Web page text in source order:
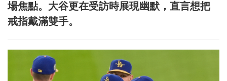
場焦點。大谷更在受訪時展現幽默，直言想把
戒指戴滿雙手。